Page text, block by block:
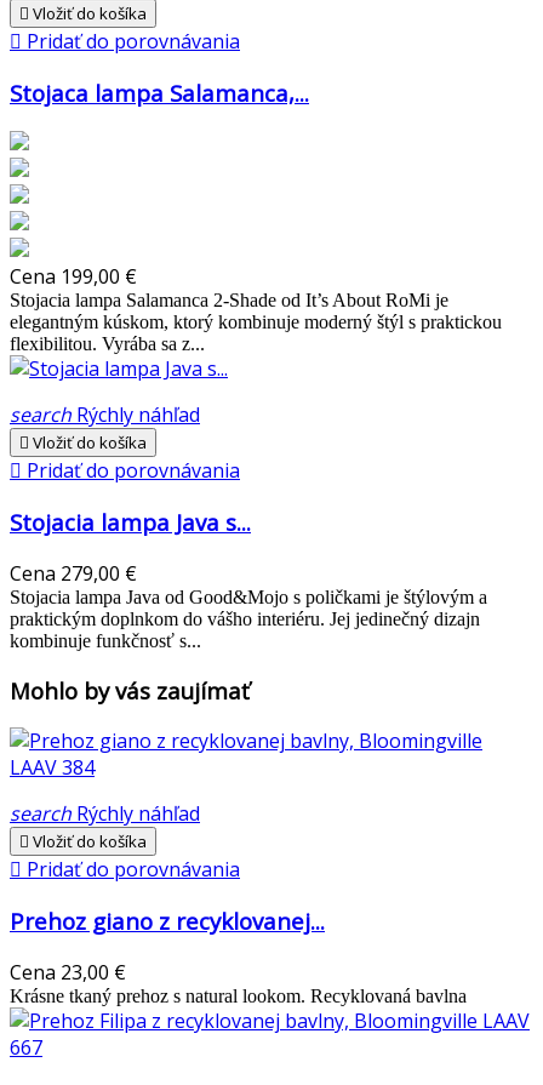
 Vložiť do košíka
 Pridať do porovnávania
Stojaca lampa Salamanca,...
Cena 199,00 €
Stojacia lampa Salamanca 2-Shade od It’s About RoMi je
elegantným kúskom, ktorý kombinuje moderný štýl s praktickou
flexibilitou. Vyrába sa z...
search Rýchly náhľad
 Vložiť do košíka
 Pridať do porovnávania
Stojacia lampa Java s...
Cena 279,00 €
Stojacia lampa Java od Good&Mojo s poličkami je štýlovým a
praktickým doplnkom do vášho interiéru. Jej jedinečný dizajn
kombinuje funkčnosť s...
Mohlo by vás zaujímať
search Rýchly náhľad
 Vložiť do košíka
 Pridať do porovnávania
Prehoz giano z recyklovanej...
Cena 23,00 €
Krásne tkaný prehoz s natural lookom. Recyklovaná bavlna